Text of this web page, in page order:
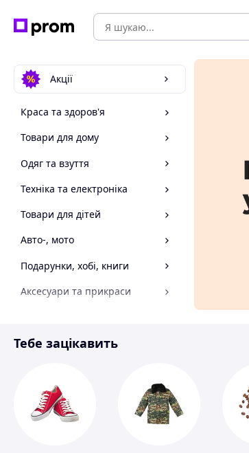
Акції
Краса та здоров'я
Товари для дому
Одяг та взуття
Техніка та електроніка
Товари для дітей
Авто-, мото
Подарунки, хобі, книги
Аксесуари та прикраси
Спорт і відпочинок
Тебе зацікавить